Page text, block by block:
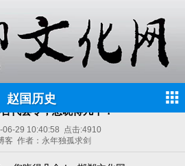
赵国历史
代县令，您晓得几个！
06-29 10:40:58 点击:4910
客 作者：永年独孤求剑